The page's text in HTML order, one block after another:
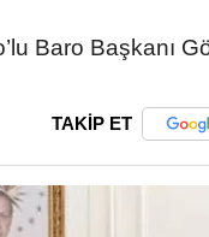
Baro Başkanı
TAKİP ET